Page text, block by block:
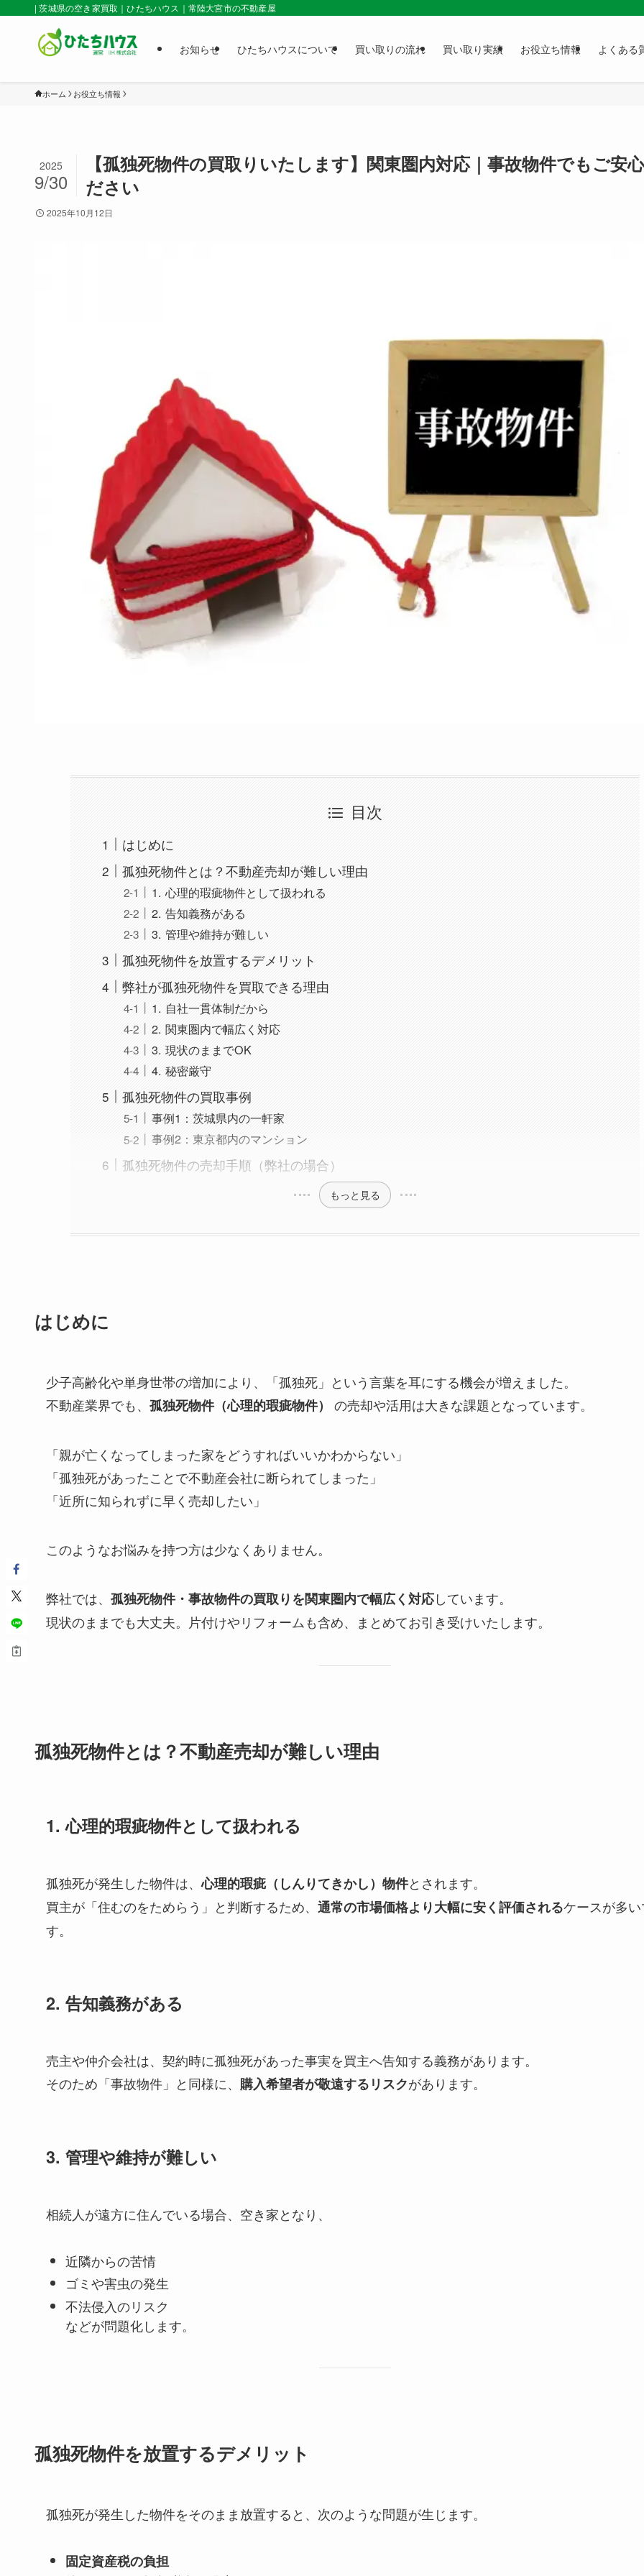
| 茨城県の空き家買取｜ひたちハウス｜常陸大宮市の不動産屋
お知らせ ひたちハウスについて 買い取りの流れ 買い取り実績 お役立ち情報 よくある
ホーム お役立ち情報
【孤独死物件の買取りいたします】関東圏内対応｜事故物件でもご安
ださい
2025
9/30
2025年10月12日
目次
はじめに
孤独死物件とは？不動産売却が難しい理由
1. 心理的瑕疵物件として扱われる
2. 告知義務がある
3. 管理や維持が難しい
孤独死物件を放置するデメリット
弊社が孤独死物件を買取できる理由
1. 自社一貫体制だから
2. 関東圏内で幅広く対応
3. 現状のままでOK
4. 秘密厳守
孤独死物件の買取事例
事例1：茨城県内の一軒家
事例2：東京都内のマンション
孤独死物件の売却手順（弊社の場合）
もっと見る
はじめに
少子高齢化や単身世帯の増加により、「孤独死」という言葉を耳にする機会が増えました。
不動産業界でも、 孤独死物件（心理的瑕疵物件） の売却や活用は大きな課題となっています。
「親が亡くなってしまった家をどうすればいいかわからない」
「孤独死があったことで不動産会社に断られてしまった」
「近所に知られずに早く売却したい」
このようなお悩みを持つ方は少なくありません。
弊社では、 孤独死物件・事故物件の買取りを関東圏内で幅広く対応しています。
現状のままでも大丈夫。片付けやリフォームも含め、まとめてお引き受けいたします。
孤独死物件とは？不動産売却が難しい理由
1. 心理的瑕疵物件として扱われる
孤独死が発生した物件は、心理的瑕疵（しんりてきかし）物件とされます。
買主が「住むのをためらう」と判断するため、 通常の市場価格より大幅に安く評価されるケースが多
す。
2. 告知義務がある
売主や仲介会社は、契約時に孤独死があった事実を買主へ告知する義務があります。
そのため「事故物件」と同様に、 購入希望者が敬遠するリスクがあります。
3. 管理や維持が難しい
相続人が遠方に住んでいる場合、空き家となり、
近隣からの苦情
ゴミや害虫の発生
不法侵入のリスク
などが問題化します。
孤独死物件を放置するデメリット
孤独死が発生した物件をそのまま放置すると、次のような問題が生じます。
固定資産税の負担